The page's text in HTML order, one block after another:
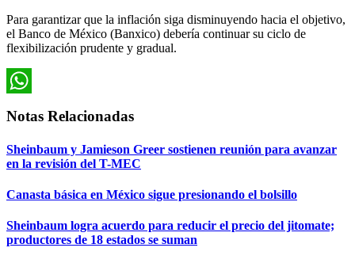
Para garantizar que la inflación siga disminuyendo hacia el objetivo,
el Banco de México (Banxico) debería continuar su ciclo de
flexibilización prudente y gradual.
Notas Relacionadas
Sheinbaum y Jamieson Greer sostienen reunión para avanzar
en la revisión del T-MEC
Canasta básica en México sigue presionando el bolsillo
Sheinbaum logra acuerdo para reducir el precio del jitomate;
productores de 18 estados se suman